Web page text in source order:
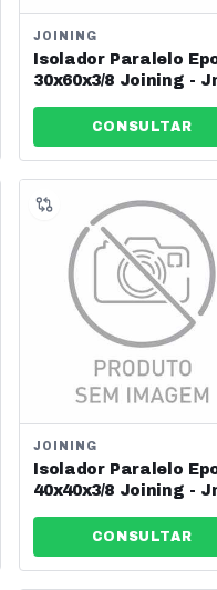
JOINING
Isolador Paralelo
30x60x3/8 Joining -
CONSULTAR
JOINING
Isolador Paralelo
40x40x3/8 Joining -
CONSULTAR